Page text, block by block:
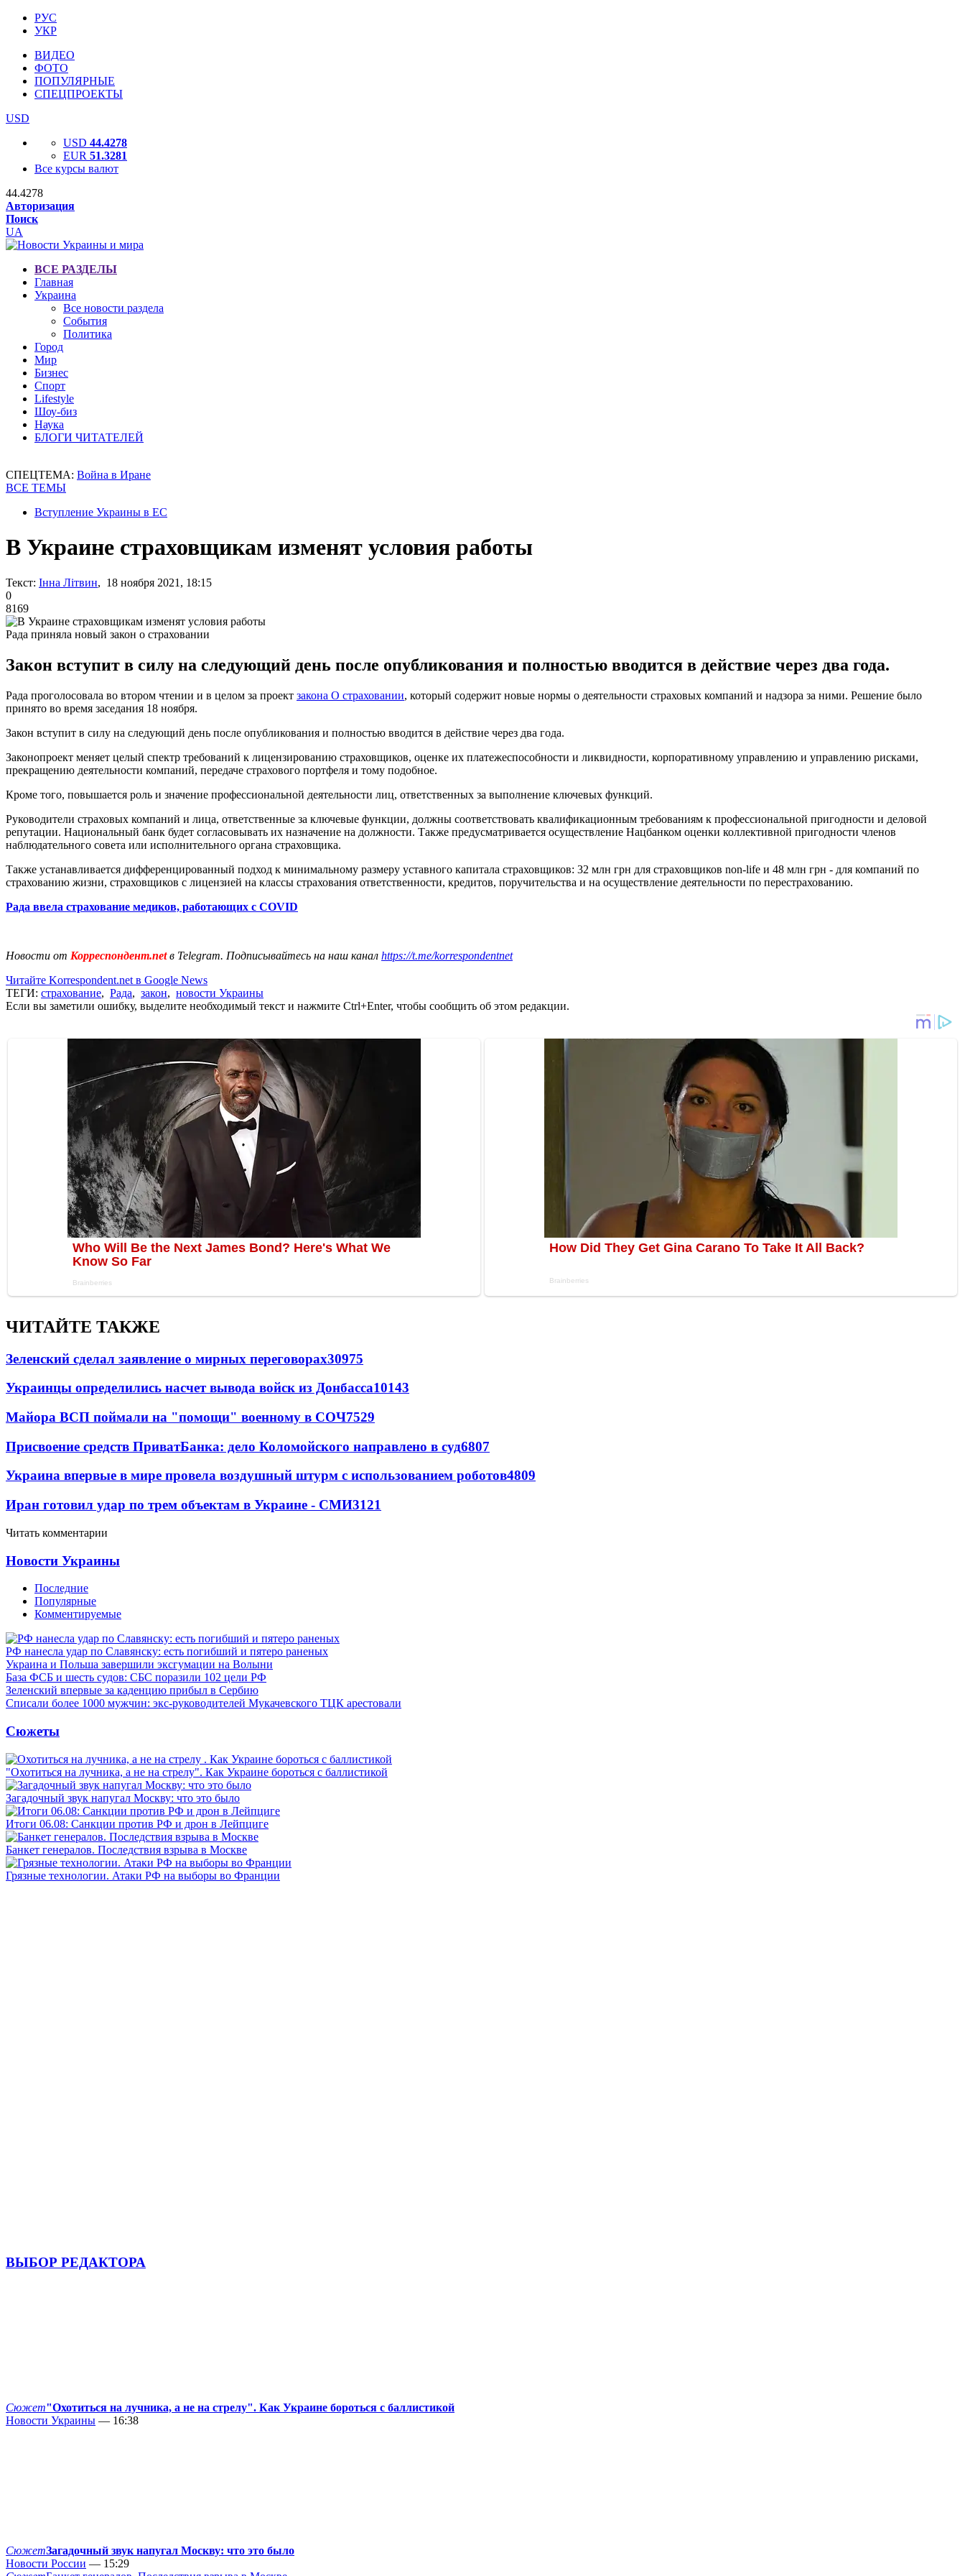
РУС
УКР
ВИДЕО
ФОТО
ПОПУЛЯРНЫЕ
СПЕЦПРОЕКТЫ
USD
USD 44.4278
EUR 51.3281
Все курсы валют
44.4278
Авторизация
Поиск
UA
ВСЕ РАЗДЕЛЫ
Главная
Украина
Все новости раздела
События
Политика
Город
Мир
Бизнес
Спорт
Lifestyle
Шоу-биз
Наука
БЛОГИ ЧИТАТЕЛЕЙ
СПЕЦТЕМА: Война в Иране
ВСЕ ТЕМЫ
Вступление Украины в ЕС
В Украине страховщикам изменят условия работы
Текст: Інна Літвин, 18 ноября 2021, 18:15
0
8169
Рада приняла новый закон о страховании
Закон вступит в силу на следующий день после опубликования и полностью вводится в действие через два года.
Рада проголосовала во втором чтении и в целом за проект закона О страховании, который содержит новые нормы о деятельности страховых компаний и надзора за ними. Решение было
принято во время заседания 18 ноября.
Закон вступит в силу на следующий день после опубликования и полностью вводится в действие через два года.
Законопроект меняет целый спектр требований к лицензированию страховщиков, оценке их платежеспособности и ликвидности, корпоративному управлению и управлению рисками,
прекращению деятельности компаний, передаче страхового портфеля и тому подобное.
Кроме того, повышается роль и значение профессиональной деятельности лиц, ответственных за выполнение ключевых функций.
Руководители страховых компаний и лица, ответственные за ключевые функции, должны соответствовать квалификационным требованиям к профессиональной пригодности и деловой
репутации. Национальный банк будет согласовывать их назначение на должности. Также предусматривается осуществление Нацбанком оценки коллективной пригодности членов
наблюдательного совета или исполнительного органа страховщика.
Также устанавливается дифференцированный подход к минимальному размеру уставного капитала страховщиков: 32 млн грн для страховщиков non-life и 48 млн грн - для компаний по
страхованию жизни, страховщиков с лицензией на классы страхования ответственности, кредитов, поручительства и на осуществление деятельности по перестрахованию.
Рада ввела страхование медиков, работающих с СOVID
Новости от Корреспондент.netв Telegram. Подписывайтесь на наш канал https://t.me/korrespondentnet
Читайте Korrespondent.net в Google News
ТЕГИ: страхование, Рада, закон, новости Украины
Если вы заметили ошибку, выделите необходимый текст и нажмите Ctrl+Enter, чтобы сообщить об этом редакции.
ЧИТАЙТЕ ТАКЖЕ
Зеленский сделал заявление о мирных переговорах30975
Украинцы определились насчет вывода войск из Донбасса10143
Майора ВСП поймали на "помощи" военному в СОЧ7529
Присвоение средств ПриватБанка: дело Коломойского направлено в суд6807
Украина впервые в мире провела воздушный штурм с использованием роботов4809
Иран готовил удар по трем объектам в Украине - СМИ3121
Читать комментарии
Новости Украины
Последние
Популярные
Комментируемые
РФ нанесла удар по Славянску: есть погибший и пятеро раненых
Украина и Польша завершили эксгумации на Волыни
База ФСБ и шесть судов: СБС поразили 102 цели РФ
Зеленский впервые за каденцию прибыл в Сербию
Списали более 1000 мужчин: экс-руководителей Мукачевского ТЦК арестовали
Сюжеты
"Охотиться на лучника, а не на стрелу". Как Украине бороться с баллистикой
Загадочный звук напугал Москву: что это было
Итоги 06.08: Санкции против РФ и дрон в Лейпциге
Банкет генералов. Последствия взрыва в Москве
Грязные технологии. Атаки РФ на выборы во Франции
ВЫБОР РЕДАКТОРА
Сюжет"Охотиться на лучника, а не на стрелу". Как Украине бороться с баллистикой
Новости Украины — 16:38
СюжетЗагадочный звук напугал Москву: что это было
Новости России — 15:29